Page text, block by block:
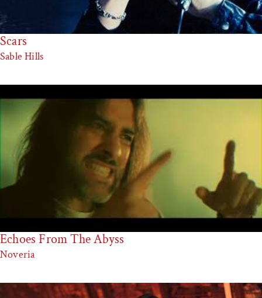
Scars
Sable Hills
Echoes From The Abyss
Noveria